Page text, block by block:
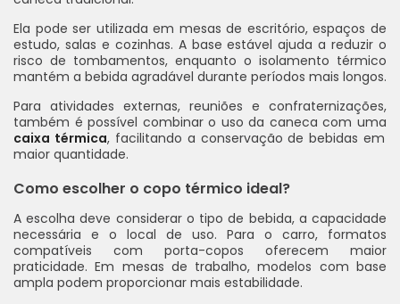
Ela pode ser utilizada em mesas de escritório, espaços de
estudo, salas e cozinhas. A base estável ajuda a reduzir o
risco de tombamentos, enquanto o isolamento térmico
mantém a bebida agradável durante períodos mais longos.
Para atividades externas, reuniões e confraternizações,
também é possível combinar o uso da caneca com uma
caixa térmica, facilitando a conservação de bebidas em
maior quantidade.
Como escolher o copo térmico ideal?
A escolha deve considerar o tipo de bebida, a capacidade
necessária e o local de uso. Para o carro, formatos
compatíveis com porta-copos oferecem maior
praticidade. Em mesas de trabalho, modelos com base
ampla podem proporcionar mais estabilidade.